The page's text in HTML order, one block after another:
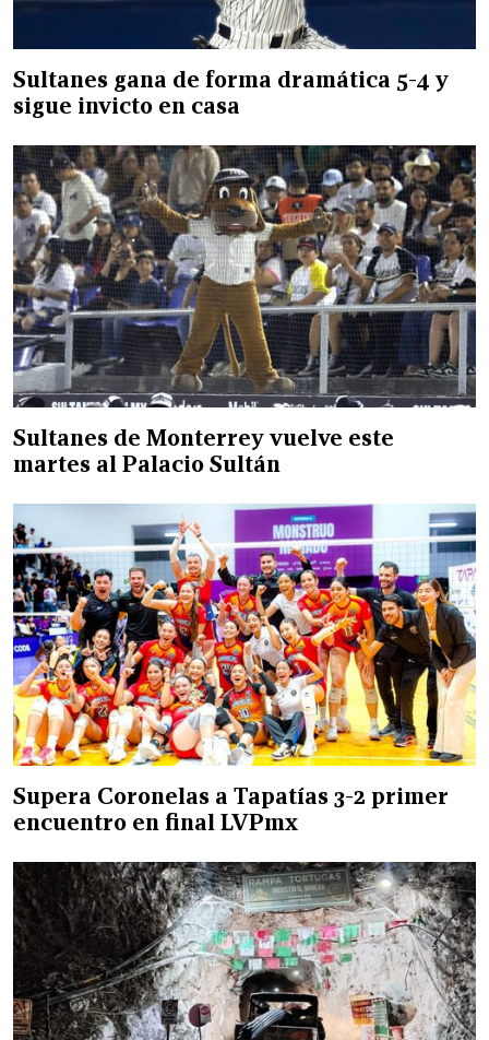
Sultanes gana de forma dramática 5-4 y
sigue invicto en casa
Sultanes de Monterrey vuelve este
martes al Palacio Sultán
Supera Coronelas a Tapatías 3-2 primer
encuentro en final LVPmx